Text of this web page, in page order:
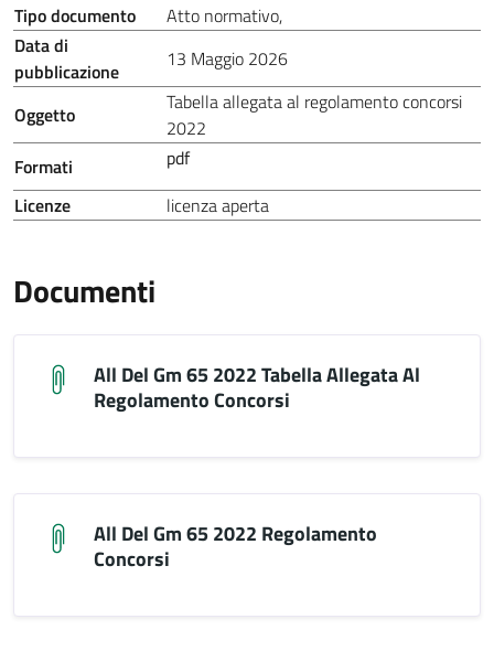
Tipo documento Atto normativo,
Data di
pubblicazione
13 Maggio 2026
Oggetto
Tabella allegata al regolamento concorsi
2022
Formati
pdf
Licenze
licenza aperta
Documenti
All Del Gm 65 2022 Tabella Allegata Al
Regolamento Concorsi
All Del Gm 65 2022 Regolamento
Concorsi